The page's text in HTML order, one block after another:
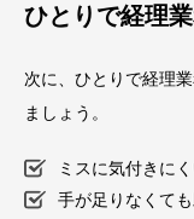
ひとりで経理
次に、ひとりで経理
ましょう。
ミスに気付きに
手が足りなくて